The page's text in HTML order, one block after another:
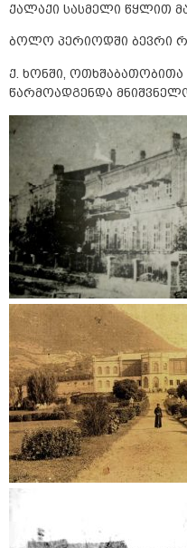
ქალაქი სასმელი წყლით
ბოლო პერიოდში ბევრი
ქ. ხონში,
წარმოადგენდა